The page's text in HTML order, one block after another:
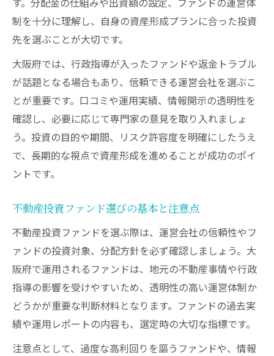
大阪府の投資ファンドで成功する選択方法
専門家のアドバイスを活かしたファンド選
び
リスクを抑える不動産投資ファンド活用術
不動産投資ファンドのリスク対策を大阪府
で考える
大阪府の行政指導を意識した投資リスク管
理術
使い方
法
トラブル事例から学ぶ不動産投資の注意点
制を十分に理解し、自身の資産形成プランに合った投資
先を選ぶことが大切です。
大阪府では、行政指導が入ったファンドや返金トラブル
が話題となる場合もあり、信頼できる運営会社を選ぶこ
とが重要です。口コミや運用実績、情報開示の透明性を
確認し、必要に応じて専門家の意見を取り入れましょ
う。投資の目的や期間、リスク許容度を明確にしたうえ
で、長期的な視点で資産形成を進めることが成功のポイ
ントです。
不動産投資ファンド選びの基本と注意点
不動産投資ファンドを選ぶ際は、運営会社の信頼性やフ
ァンドの投資対象、分配方針を必ず確認しましょう。大
阪府で運用されるファンドは、地元の不動産事情や行政
指導の影響を受けやすいため、透明性の高い運営体制か
どうかが重要な判断材料となります。ファンドの過去実
績や運用レポートの内容も、選定時の大切な指標です。
注意点として、過度な高利回りを謳うファンドや、情報